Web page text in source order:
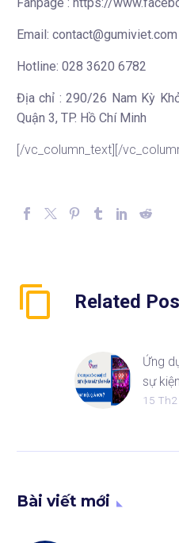
Email: contact@gumiviet.com
Hotline: 028 3620 6782
Địa chỉ : 290/26 Nam Kỳ
Quận 3, TP. Hồ Chí Minh
[/vc_column_text][/
Related
Ứng
sự
đạt
15
Bài viết mới